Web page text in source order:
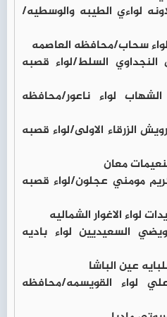
لواءي الطيبه والوسطيه/
النجداوي السلط/لواء قصبه
الشهاب لواء ناعور/محافظه
الزرقاء الاولى/لواء قصبه
مومني عجلون/لواء قصبه
السعيديين لواء باديه
علي لواء القويسمه/محافظه